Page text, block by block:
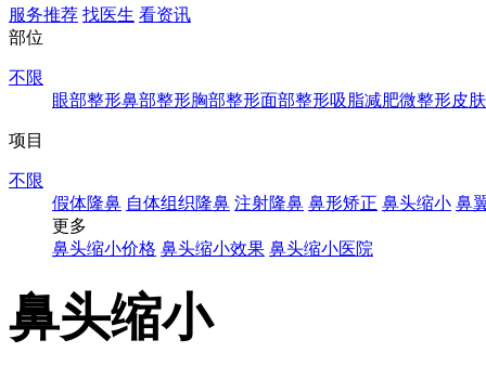
服务推荐 找医生 看资讯
部位
不限
眼部整形鼻部整形胸部整形面部整形吸脂减肥微整形皮
项目
不限
假体隆鼻 自体组织隆鼻 注射隆鼻 鼻形矫正 鼻头缩小 鼻
更多
鼻头缩小价格 鼻头缩小效果 鼻头缩小医院
鼻头缩小